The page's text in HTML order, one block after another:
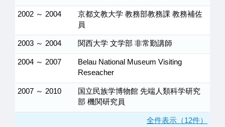
2002 ～ 2004
京都文教大学 教務部教務課 教務補佐
員
2003 ～ 2004 関西大学 文学部 非常勤講師
2004 ～ 2007
Belau National Museum Visiting
Reseacher
2007 ～ 2010
国立民族学博物館 先端人類科学研究
部 機関研究員
全件表示（12件）